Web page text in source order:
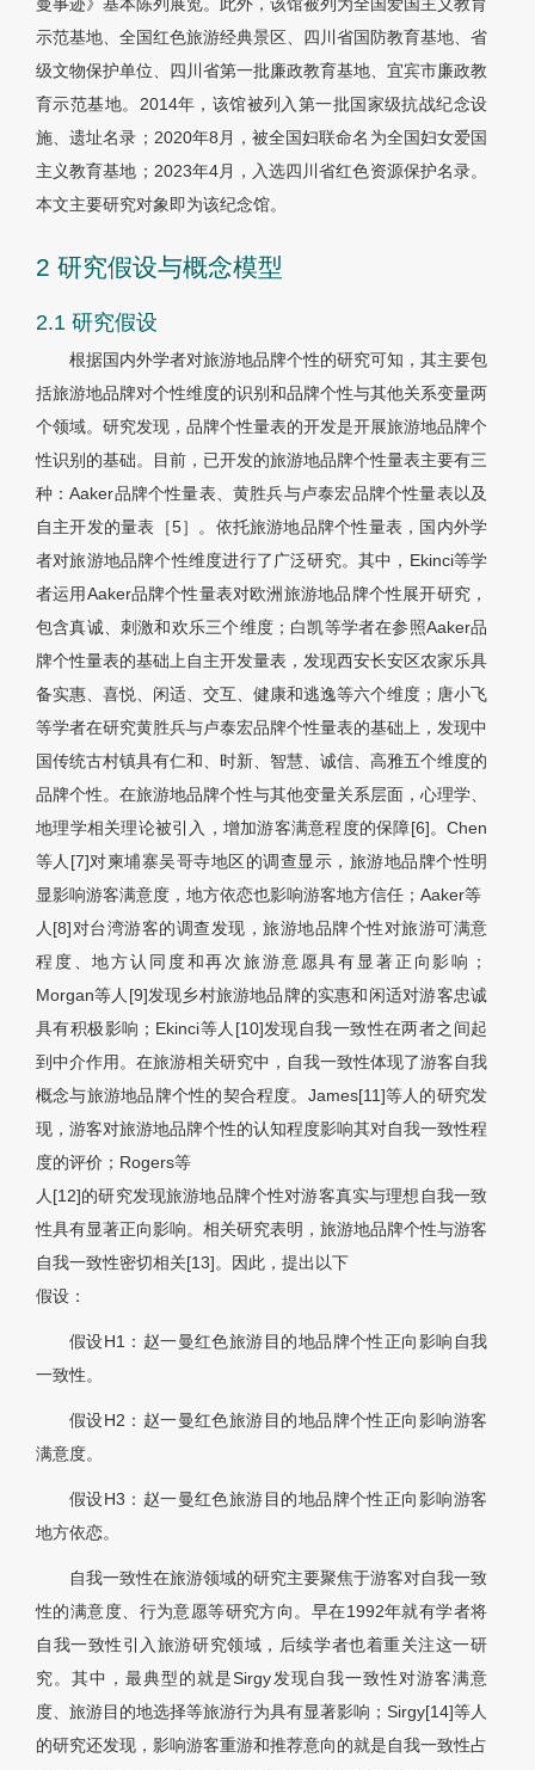
曼事迹》基本陈列展览。此外，该馆被列为全国爱国主义教育
示范基地、全国红色旅游经典景区、四川省国防教育基地、省
级文物保护单位、四川省第一批廉政教育基地、宜宾市廉政教
育示范基地。2014年，该馆被列入第一批国家级抗战纪念设
施、遗址名录；2020年8月，被全国妇联命名为全国妇女爱国
主义教育基地；2023年4月，入选四川省红色资源保护名录。
本文主要研究对象即为该纪念馆。
2 研究假设与概念模型
2.1 研究假设
根据国内外学者对旅游地品牌个性的研究可知，其主要包
括旅游地品牌对个性维度的识别和品牌个性与其他关系变量两
个领域。研究发现，品牌个性量表的开发是开展旅游地品牌个
性识别的基础。目前，已开发的旅游地品牌个性量表主要有三
种：Aaker品牌个性量表、黄胜兵与卢泰宏品牌个性量表以及
自主开发的量表［5］。依托旅游地品牌个性量表，国内外学
者对旅游地品牌个性维度进行了广泛研究。其中，Ekinci等学
者运用Aaker品牌个性量表对欧洲旅游地品牌个性展开研究，
包含真诚、刺激和欢乐三个维度；白凯等学者在参照Aaker品
牌个性量表的基础上自主开发量表，发现西安长安区农家乐具
备实惠、喜悦、闲适、交互、健康和逃逸等六个维度；唐小飞
等学者在研究黄胜兵与卢泰宏品牌个性量表的基础上，发现中
国传统古村镇具有仁和、时新、智慧、诚信、高雅五个维度的
品牌个性。在旅游地品牌个性与其他变量关系层面，心理学、
地理学相关理论被引入，增加游客满意程度的保障[6]。Chen
等人[7]对柬埔寨吴哥寺地区的调查显示，旅游地品牌个性明
显影响游客满意度，地方依恋也影响游客地方信任；Aaker等
人[8]对台湾游客的调查发现，旅游地品牌个性对旅游可满意
程度、地方认同度和再次旅游意愿具有显著正向影响；
Morgan等人[9]发现乡村旅游地品牌的实惠和闲适对游客忠诚
具有积极影响；Ekinci等人[10]发现自我一致性在两者之间起
到中介作用。在旅游相关研究中，自我一致性体现了游客自我
概念与旅游地品牌个性的契合程度。James[11]等人的研究发
现，游客对旅游地品牌个性的认知程度影响其对自我一致性程
度的评价；Rogers等
人[12]的研究发现旅游地品牌个性对游客真实与理想自我一致
性具有显著正向影响。相关研究表明，旅游地品牌个性与游客
自我一致性密切相关[13]。因此，提出以下
假设：
假设H1：赵一曼红色旅游目的地品牌个性正向影响自我
一致性。
假设H2：赵一曼红色旅游目的地品牌个性正向影响游客
满意度。
假设H3：赵一曼红色旅游目的地品牌个性正向影响游客
地方依恋。
自我一致性在旅游领域的研究主要聚焦于游客对自我一致
性的满意度、行为意愿等研究方向。早在1992年就有学者将
自我一致性引入旅游研究领域，后续学者也着重关注这一研
究。其中，最典型的就是Sirgy发现自我一致性对游客满意
度、旅游目的地选择等旅游行为具有显著影响；Sirgy[14]等人
的研究还发现，影响游客重游和推荐意向的就是自我一致性占